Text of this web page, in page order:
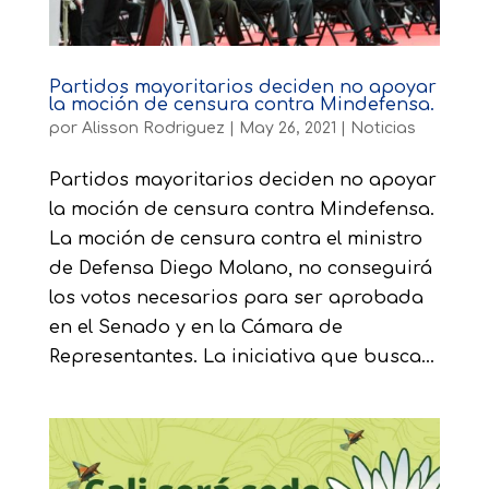
Partidos mayoritarios deciden no apoyar
la moción de censura contra Mindefensa.
por Alisson Rodriguez May 26, 2021 Noticias
Partidos mayoritarios deciden no apoyar
la moción de censura contra Mindefensa.
La moción de censura contra el ministro
de Defensa Diego Molano, no conseguirá
los votos necesarios para ser aprobada
en el Senado y en la Cámara de
Representantes. La iniciativa que busca...